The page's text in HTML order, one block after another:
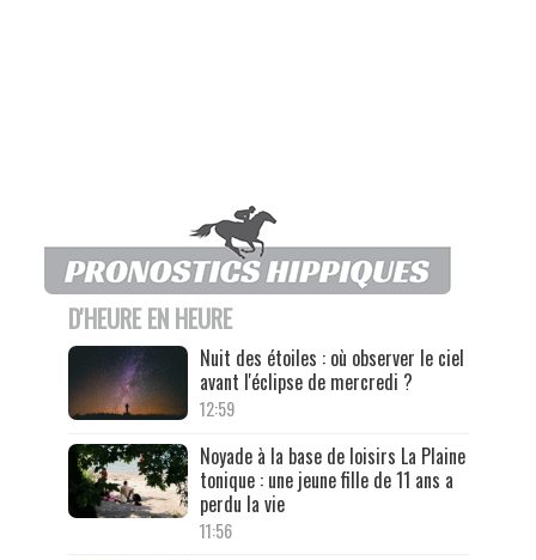
D'HEURE EN HEURE
Nuit des étoiles : où observer le ciel
avant l'éclipse de mercredi ?
12:59
Noyade à la base de loisirs La Plaine
tonique : une jeune fille de 11 ans a
perdu la vie
11:56